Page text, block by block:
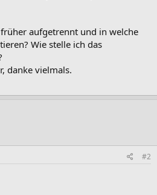
aufgetrennt und in welche
Wie stelle ich das
danke vielmals.
#2